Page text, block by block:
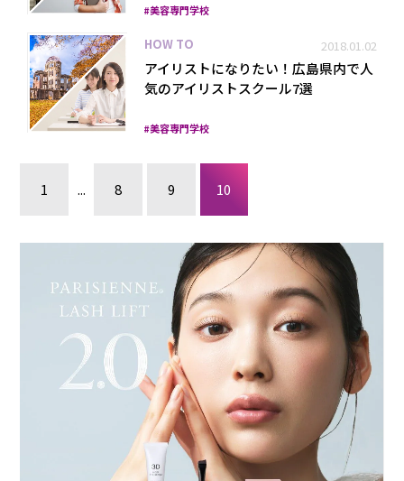
美容専門学校
HOW TO 2018.01.02
アイリストになりたい！広島県内で人
気のアイリストスクール7選
美容専門学校
1 ... 8 9 10